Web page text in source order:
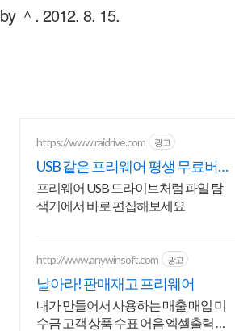
by ＾. 2012. 8. 15.
https://www.raidrive.com 광고
USB 같은 프리웨어 평생 무료버
전 제공
프리웨어 USB 드라이브처럼 파일 탐
색기에서 바로 편집해보세요
http://www.anywinsoft.com 광고
날아라! 판매재고 프리웨어
내가 만들어서 사용하는 매출 매입 미
수금 고객 상품 수표 어음 엑셀출력 엑